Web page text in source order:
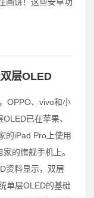
画饼！这些安卓功
层OLED
OPPO、vivo和小
已在苹果、
的iPad Pro上使用
的旗舰手机上。
资料显示，双层
单层OLED的基础